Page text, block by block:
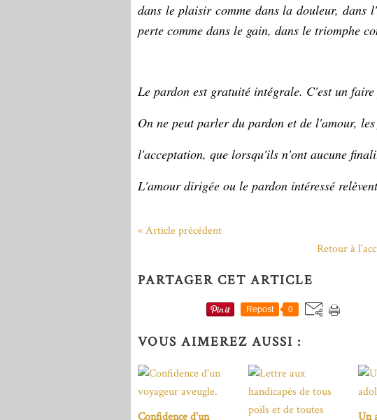
dans le plaisir comme dans la douleur, dans
perte comme dans le gain, dans le triomphe
Le pardon est gratuité intégrale. C'est un
On ne peut parler du pardon et de l'amour,
l'acceptation, que lorsqu'ils n'ont aucune
L'amour dirigée ou le pardon intéressé
« Article précédent
Retour à
PARTAGER CET ARTICLE
Repost 0
VOUS AIMEREZ AUSSI :
Confidence d'un Un